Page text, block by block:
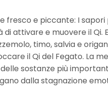
fresco e piccante: I
attivare e muovere il Qi.
timo, salvia e
il Qi del Fegato. La
sostanze più
dalla stagnazione